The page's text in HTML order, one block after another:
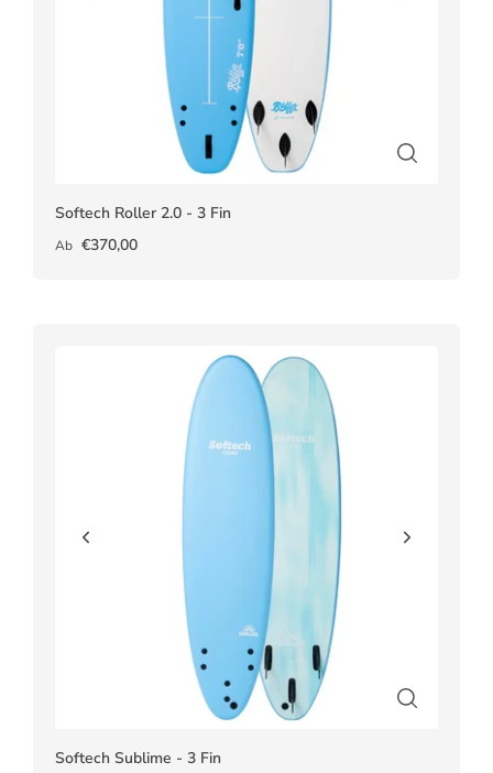
Softech Roller 2.0 - 3 Fin
Ab €370,00
Softech Sublime - 3 Fin